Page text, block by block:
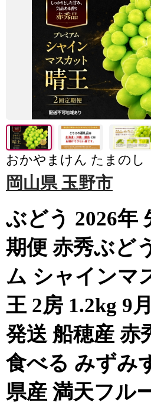
おかやまけん たまのし
岡山県 玉野市
ぶどう 2026年
期便 赤秀ぶど
ム シャインマ
王 2房 1.2kg 9
発送 船穂産 赤
食べる みずみ
県産 満天フル